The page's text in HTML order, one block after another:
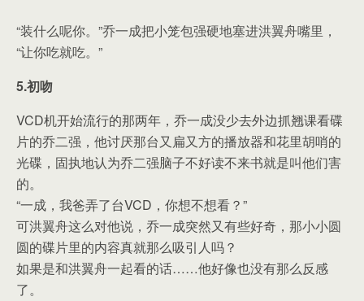
“装什么呢你。”乔一成把小笼包强硬地塞进洪翼舟嘴里，
“让你吃就吃。”
5.初吻
VCD机开始流行的那两年，乔一成没少去外边抓翘课看碟
片的乔二强，他讨厌那台又扁又方的播放器和花里胡哨的
光碟，固执地认为乔二强脑子不好读不来书就是叫他们害
的。
“一成，我爸弄了台VCD，你想不想看？”
可洪翼舟这么对他说，乔一成突然又有些好奇，那小小圆
圆的碟片里的内容真就那么吸引人吗？
如果是和洪翼舟一起看的话……他好像也没有那么反感
了。